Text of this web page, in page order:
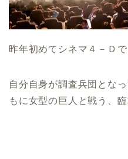
昨年初めてシネマ４－Ｄ
自分自身が調査兵団とな
もに女型の巨人と戦う、